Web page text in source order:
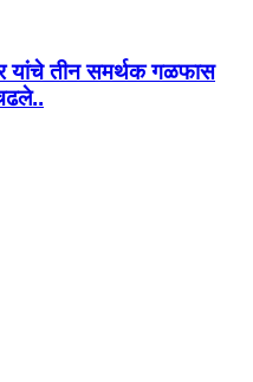
यांचे तीन समर्थक गळफास